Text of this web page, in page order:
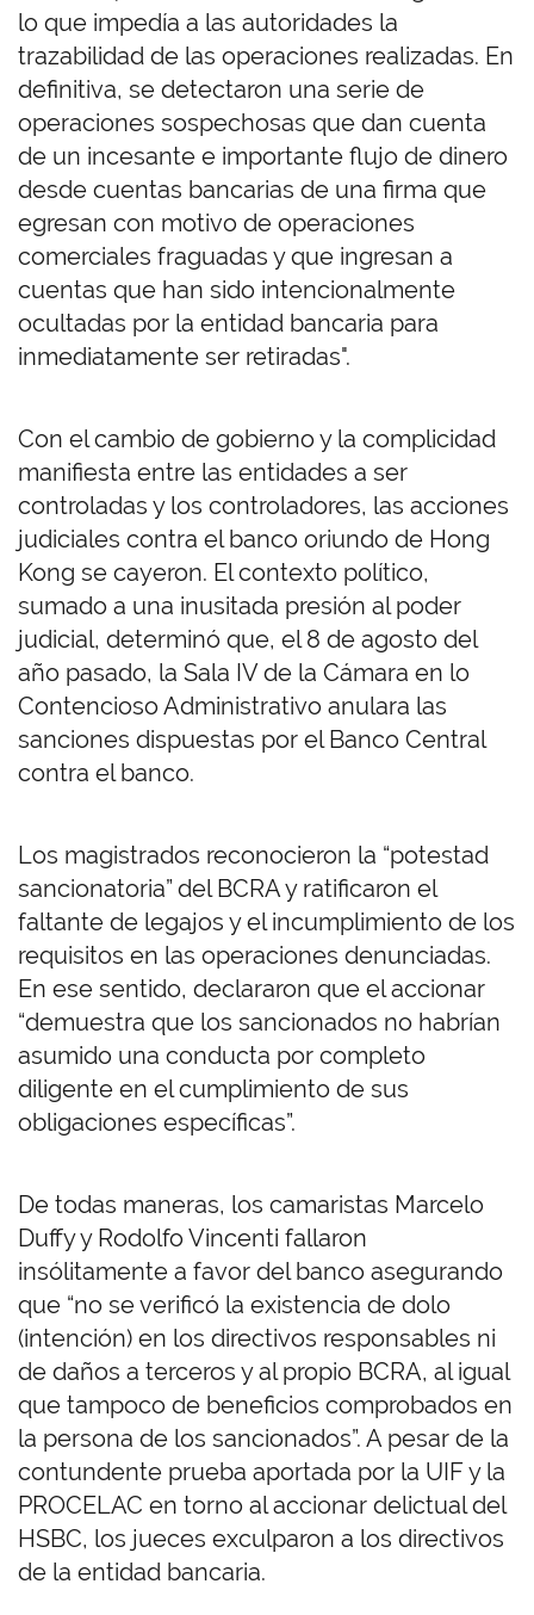
lo que impedía a las autoridades la
trazabilidad de las operaciones realizadas. En
definitiva, se detectaron una serie de
operaciones sospechosas que dan cuenta
de un incesante e importante flujo de dinero
desde cuentas bancarias de una firma que
egresan con motivo de operaciones
comerciales fraguadas y que ingresan a
cuentas que han sido intencionalmente
ocultadas por la entidad bancaria para
inmediatamente ser retiradas".
Con el cambio de gobierno y la complicidad
manifiesta entre las entidades a ser
controladas y los controladores, las acciones
judiciales contra el banco oriundo de Hong
Kong se cayeron. El contexto político,
sumado a una inusitada presión al poder
judicial, determinó que, el 8 de agosto del
año pasado, la Sala IV de la Cámara en lo
Contencioso Administrativo anulara las
sanciones dispuestas por el Banco Central
contra el banco.
Los magistrados reconocieron la “potestad
sancionatoria” del BCRA y ratificaron el
faltante de legajos y el incumplimiento de los
requisitos en las operaciones denunciadas.
En ese sentido, declararon que el accionar
“demuestra que los sancionados no habrían
asumido una conducta por completo
diligente en el cumplimiento de sus
obligaciones específicas”.
De todas maneras, los camaristas Marcelo
Duffy y Rodolfo Vincenti fallaron
insólitamente a favor del banco asegurando
que “no se verificó la existencia de dolo
(intención) en los directivos responsables ni
de daños a terceros y al propio BCRA, al igual
que tampoco de beneficios comprobados en
la persona de los sancionados”. A pesar de la
contundente prueba aportada por la UIF y la
PROCELAC en torno al accionar delictual del
HSBC, los jueces exculparon a los directivos
de la entidad bancaria.